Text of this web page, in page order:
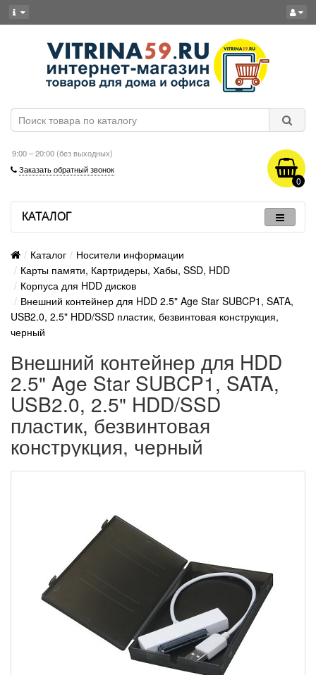
9:00 – 20:00 (без выходных)
Заказать обратный звонок
0
КАТАЛОГ
Каталог
Носители информации
Карты памяти, Картридеры, Хабы, SSD, HDD
Корпуса для HDD дисков
Внешний контейнер для HDD 2.5" Age Star SUBCP1, SATA,
USB2.0, 2.5" HDD/SSD пластик, безвинтовая конструкция,
черный
Внешний контейнер для HDD
2.5" Age Star SUBCP1, SATA,
USB2.0, 2.5" HDD/SSD
пластик, безвинтовая
конструкция, черный